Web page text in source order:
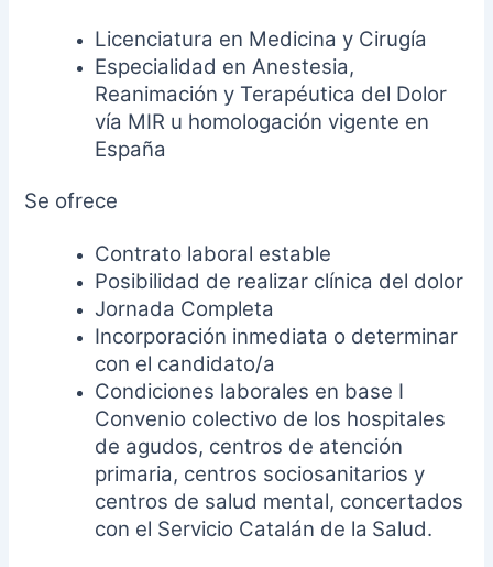
Licenciatura en Medicina y Cirugía
Especialidad en Anestesia,
Reanimación y Terapéutica del Dolor
vía MIR u homologación vigente en
España
Se ofrece
Contrato laboral estable
Posibilidad de realizar clínica del dolor
Jornada Completa
Incorporación inmediata o determinar
con el candidato/a
Condiciones laborales en base I
Convenio colectivo de los hospitales
de agudos, centros de atención
primaria, centros sociosanitarios y
centros de salud mental, concertados
con el Servicio Catalán de la Salud.